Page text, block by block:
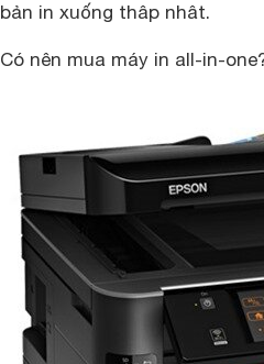
bản in xuống thâp nhât.
Có nên mua máy in all-in-